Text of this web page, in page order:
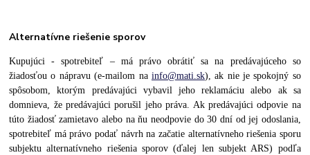
Alternatívne riešenie sporov
Kupujúci - spotrebiteľ – má právo obrátiť sa na predávajúceho so
žiadosťou o nápravu (e-mailom na info@mati.sk), ak nie je spokojný so
spôsobom, ktorým predávajúci vybavil jeho reklamáciu alebo ak sa
domnieva, že predávajúci porušil jeho práva. Ak predávajúci odpovie na
túto žiadosť zamietavo alebo na ňu neodpovie do 30 dní od jej odoslania,
spotrebiteľ má právo podať návrh na začatie alternatívneho riešenia sporu
subjektu alternatívneho riešenia sporov (ďalej len subjekt ARS) podľa